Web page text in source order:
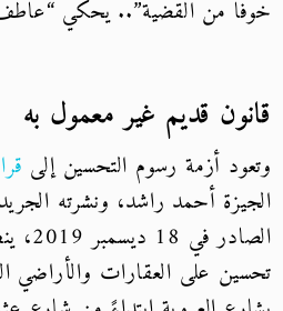
خوفًا من القضية”.. يحكي
قانون قديم غير معمول به
وتعود أزمة رسوم التحسين إلى
الجيزة أحمد راشد، ونشرته
تحسين على العقارات والأراضي